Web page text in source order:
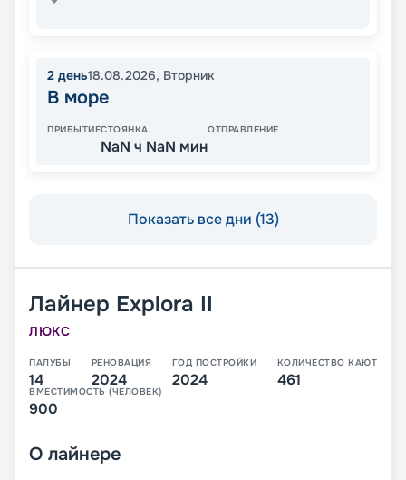
2 день18.08.2026, Вторник
В море
ПРИБЫТИЕСТОЯНКА
NaN ч NaN мин
ОТПРАВЛЕНИЕ
Показать все дни (13)
Лайнер Explora II
ЛЮКС
ПАЛУБЫ
14
РЕНОВАЦИЯ
2024
ГОД ПОСТРОЙКИ
2024
КОЛИЧЕСТВО КАЮТ
461
ВМЕСТИМОСТЬ (ЧЕЛОВЕК)
900
О лайнере